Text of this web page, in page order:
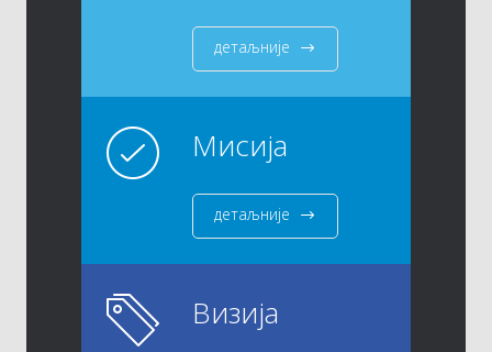
детаљније
Мисија
детаљније
Визија